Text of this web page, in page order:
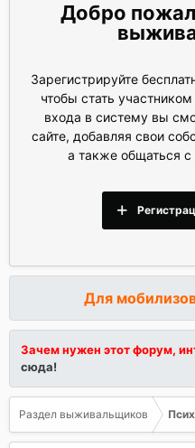
Зарегистрируйте
чтобы стать
входа в систему вы
сайте, добавляя свои
а также общаться
Для
Зачем нужен этот форум,
сюда!
Раздел выживальщиков